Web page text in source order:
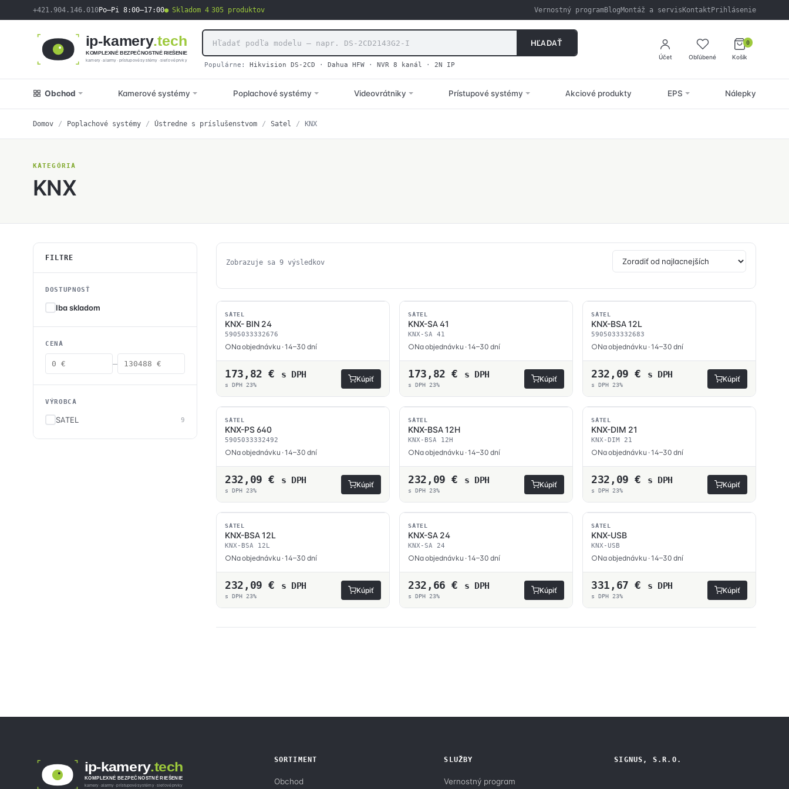
+421.904.146.010Po–Pi 8:00–17:00 Skladom 4 305 produktov Vernostný programBlogMontáž a servisKontaktPrihlásenie
ip-kamery.tech
KOMPLEXNÉ BEZPEČNOSTNÉ RIEŠENIE
kamery · alarmy · prístupové systémy · sieťové prvky
HĽADAŤ
Populárne: Hikvision DS-2CD · Dahua HFW · NVR 8 kanál · 2N IP
Účet Obľúbené Košík
0
Obchod Kamerové systémy Poplachové systémy Videovrátniky Prístupové systémy Akciové produkty EPS Nálepky
Domov / Poplachové systémy / Ústredne s príslušenstvom / Satel / KNX
KATEGÓRIA
KNX
FILTRE
DOSTUPNOSŤ
Iba skladom
CENA
—
VÝROBCA
SATEL 9
Zobrazuje sa 9 výsledkovZoradené
najnižšej
SATEL
KNX- BIN 24
5905033332676
Na objednávku · 14–30 dní
173,82€ s DPH
s DPH 23%
Kúpiť
SATEL
KNX-SA 41
KNX-SA 41
Na objednávku · 14–30 dní
173,82€ s DPH
s DPH 23%
Kúpiť
SATEL
KNX-BSA 12L
5905033332683
Na objednávku · 14–30 dní
232,09€ s DPH
s DPH 23%
Kúpiť
SATEL
KNX-PS 640
5905033332492
Na objednávku · 14–30 dní
232,09€ s DPH
s DPH 23%
Kúpiť
SATEL
KNX-BSA 12H
KNX-BSA 12H
Na objednávku · 14–30 dní
232,09€ s DPH
s DPH 23%
Kúpiť
SATEL
KNX-DIM 21
KNX-DIM 21
Na objednávku · 14–30 dní
232,09€ s DPH
s DPH 23%
Kúpiť
SATEL
KNX-BSA 12L
KNX-BSA 12L
Na objednávku · 14–30 dní
232,09€ s DPH
s DPH 23%
Kúpiť
SATEL
KNX-SA 24
KNX-SA 24
Na objednávku · 14–30 dní
232,66€ s DPH
s DPH 23%
Kúpiť
SATEL
KNX-USB
KNX-USB
Na objednávku · 14–30 dní
331,67€ s DPH
s DPH 23%
Kúpiť
ip-kamery.tech
KOMPLEXNÉ BEZPEČNOSTNÉ RIEŠENIE
kamery · alarmy · prístupové systémy · sieťové prvky
SORTIMENT
Obchod
SLUŽBY
Vernostný program
SIGNUS, S.R.O.